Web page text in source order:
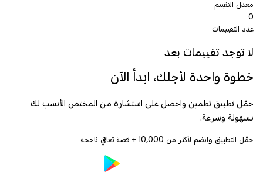
معدل التقييم
0
عدد التقييمات
لا توجد تقييمات بعد
خطوة واحدة لأجلك، ابدأ الآن
حمّل تطبيق تطمين واحصل على استشارة من المختص الأنسب لك
بسهولة وسرعة.
حمّل التطبيق وانضم لأكثر من 10,000 + قصة تعافي ناجحة